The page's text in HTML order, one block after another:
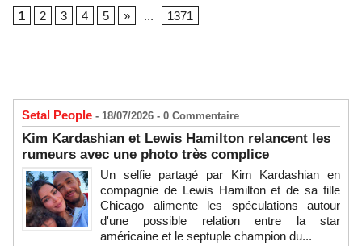
1
2 3 4 5 » ... 1371
Setal People - 18/07/2026 - 0 Commentaire
Kim Kardashian et Lewis Hamilton relancent les
rumeurs avec une photo très complice
Un selfie partagé par Kim Kardashian en
compagnie de Lewis Hamilton et de sa fille
Chicago alimente les spéculations autour
d'une possible relation entre la star
américaine et le septuple champion du...